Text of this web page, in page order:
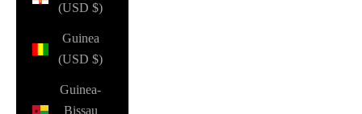
(USD $)
Guinea
(USD $)
Guinea-
Bissau